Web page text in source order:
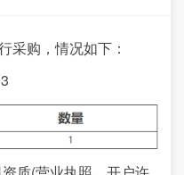
采购，情况如下：